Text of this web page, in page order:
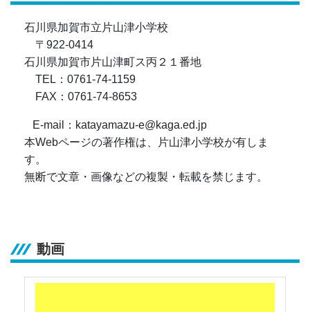
石川県加賀市立片山津小学校
〒922-0414
石川県加賀市片山津町ス丙２１番地
TEL：0761-74-1159
FAX：0761-74-8653
E-mail：katayamazu-e@kaga.ed.jp
本Webページの著作権は、片山津小学校が有しま
す。
無断で文章・画像などの複製・転載を禁じます。
動画